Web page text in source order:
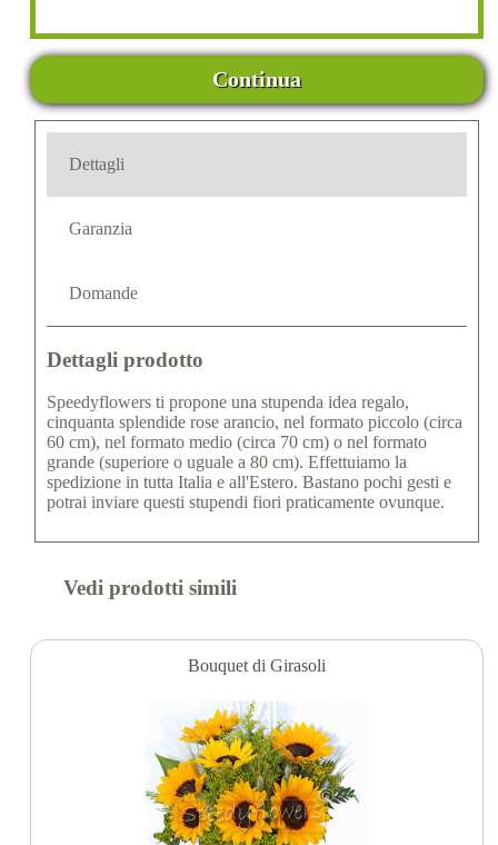
Continua
Dettagli
Garanzia
Domande
Dettagli prodotto
Speedyflowers ti propone una stupenda idea regalo,
cinquanta splendide rose arancio, nel formato piccolo (circa
60 cm), nel formato medio (circa 70 cm) o nel formato
grande (superiore o uguale a 80 cm). Effettuiamo la
spedizione in tutta Italia e all'Estero. Bastano pochi gesti e
potrai inviare questi stupendi fiori praticamente ovunque.
Vedi prodotti simili
Bouquet di Girasoli